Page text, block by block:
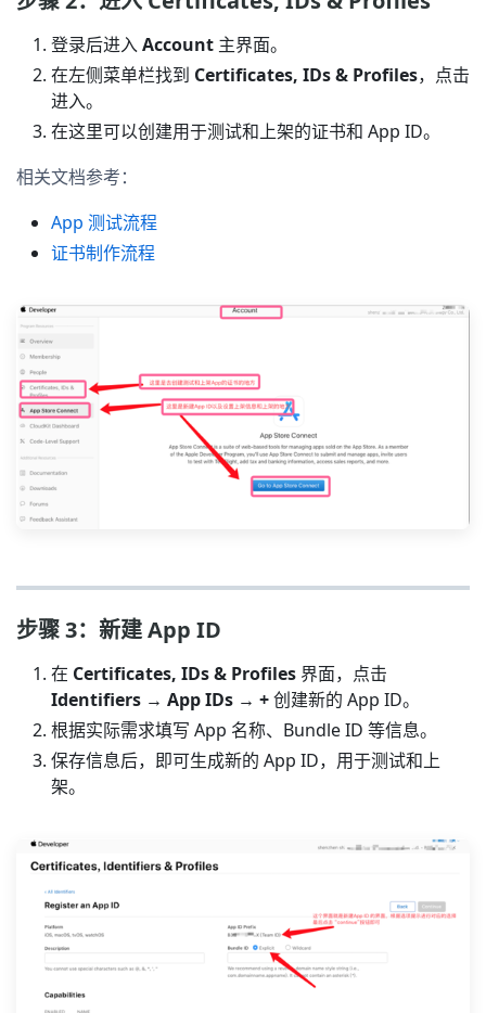
登录后进入Account 主界面。
在左侧菜单栏找到 Certificates, IDs & Profiles，点击
进入。
在这里可以创建用于测试和上架的证书和 App ID。
相关文档参考：
App 测试流程
证书制作流程
步骤 3：新建 App ID
在 Certificates, IDs & Profiles 界面，点击
Identifiers → App IDs → +创建新的 App ID。
根据实际需求填写 App 名称、Bundle ID 等信息。
保存信息后，即可生成新的 App ID，用于测试和上
架。